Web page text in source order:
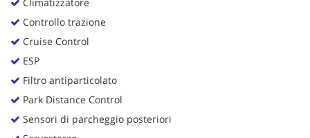
Controllo trazione
Cruise Control
ESP
Filtro antiparticolato
Park Distance Control
Sensori di parcheggio posteriori